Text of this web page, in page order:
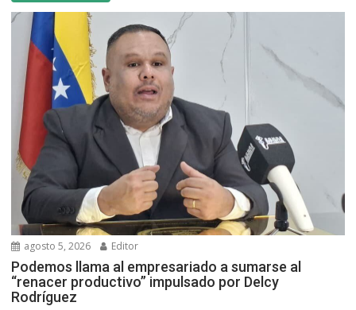
agosto 5, 2026 Editor
Podemos llama al empresariado a sumarse al
“renacer productivo” impulsado por Delcy
Rodríguez